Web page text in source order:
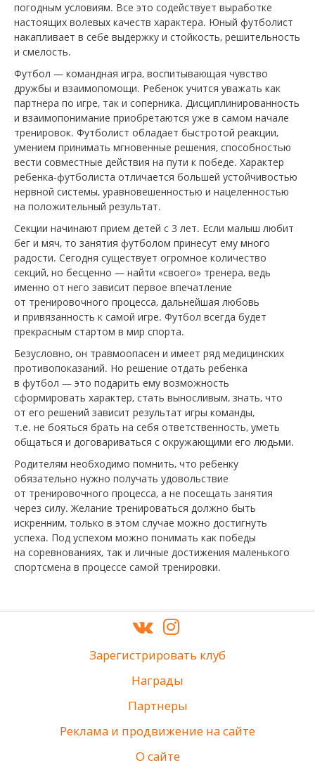
погодным условиям. Все это содействует выработке
настоящих волевых качеств характера. Юный футболист
накапливает в себе выдержку и стойкость, решительность
и смелость.
Футбол — командная игра, воспитывающая чувство
дружбы и взаимопомощи. Ребенок учится уважать как
партнера по игре, так и соперника. Дисциплинированность
и взаимопонимание приобретаются уже в самом начале
тренировок. Футболист обладает быстротой реакции,
умением принимать мгновенные решения, способностью
вести совместные действия на пути к победе. Характер
ребенка-футболиста отличается большей устойчивостью
нервной системы, уравновешенностью и нацеленностью
на положительный результат.
Секции начинают прием детей с 3 лет. Если малыш любит
бег и мяч, то занятия футболом принесут ему много
радости. Сегодня существует огромное количество
секций, но бесценно — найти «своего» тренера, ведь
именно от него зависит первое впечатление
от тренировочного процесса, дальнейшая любовь
и привязанность к самой игре. Футбол всегда будет
прекрасным стартом в мир спорта.
Безусловно, он травмоопасен и имеет ряд медицинских
противопоказаний. Но решение отдать ребенка
в футбол — это подарить ему возможность
сформировать характер, стать выносливым, знать, что
от его решений зависит результат игры команды,
т.е. не бояться брать на себя ответственность, уметь
общаться и договариваться с окружающими его людьми.
Родителям необходимо помнить, что ребенку
обязательно нужно получать удовольствие
от тренировочного процесса, а не посещать занятия
через силу. Желание тренироваться должно быть
искренним, только в этом случае можно достигнуть
успеха. Под успехом можно понимать как победы
на соревнованиях, так и личные достижения маленького
спортсмена в процессе самой тренировки.
Зарегистрировать клуб
Награды
Партнеры
Реклама и продвижение на сайте
О сайте